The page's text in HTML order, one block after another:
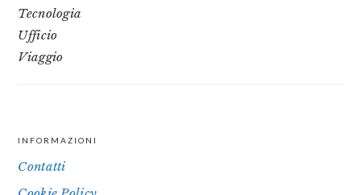
Tecnologia
Ufficio
Viaggio
FOOTER
INFORMAZIONI
Contatti